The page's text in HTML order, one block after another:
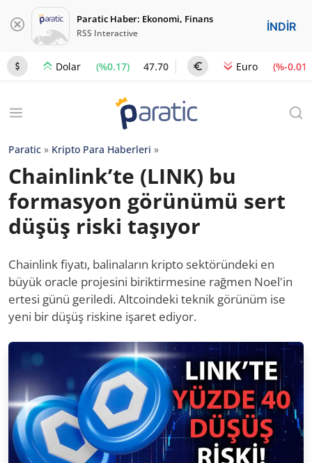
Paratic Haber: Ekonomi, Finans
RSS Interactive İNDİR
Dolar (%0.17) 47.70 Euro (%-0.01)
Paratic » Kripto Para Haberleri »
Chainlink’te (LINK) bu
formasyon görünümü sert
düşüş riski taşıyor
Chainlink fiyatı, balinaların kripto sektöründeki en
büyük oracle projesini biriktirmesine rağmen Noel'in
ertesi günü geriledi. Altcoindeki teknik görünüm ise
yeni bir düşüş riskine işaret ediyor.